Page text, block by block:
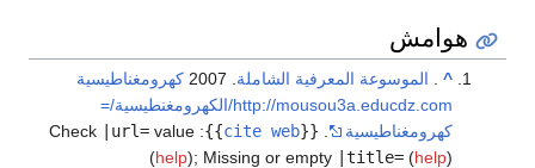
هوامش
^ الموسوعة المعرفية الشاملة
كهرومغناطيسية
http://mousou3a.educdz.com/الكهرومغنطيسية/=
كهرومغناطيسية
{{
cite web
}}
:
Check |url= value
(help); Missing or empty |title= (help)